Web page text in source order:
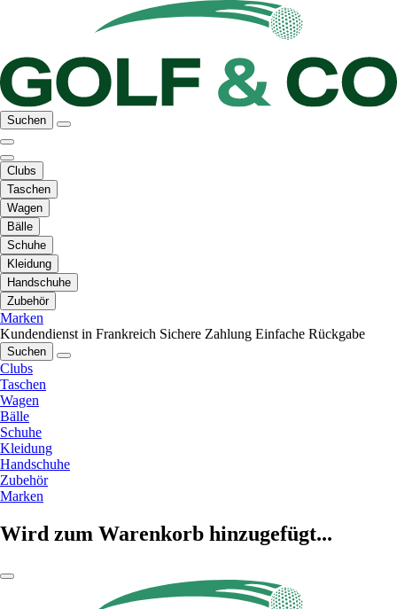
Suchen
Clubs
Taschen
Wagen
Bälle
Schuhe
Kleidung
Handschuhe
Zubehör
Marken
Kundendienst in Frankreich Sichere Zahlung Einfache Rückgabe
Suchen
Clubs
Taschen
Wagen
Bälle
Schuhe
Kleidung
Handschuhe
Zubehör
Marken
Wird zum Warenkorb hinzugefügt...